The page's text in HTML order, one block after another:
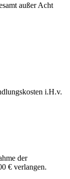
außer Acht
i.H.v.
der
€ verlangen.